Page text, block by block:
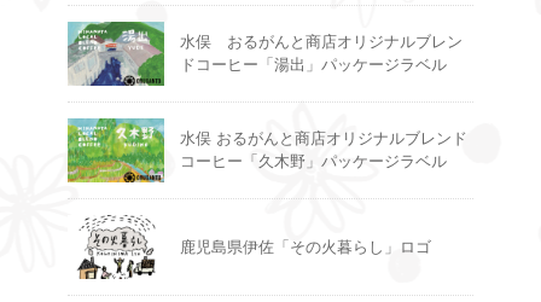
水俣 おるがんと商店オリジナルブレン
ドコーヒー「湯出」パッケージラベル
水俣 おるがんと商店オリジナルブレンド
コーヒー「久木野」パッケージラベル
鹿児島県伊佐「その火暮らし」ロゴ